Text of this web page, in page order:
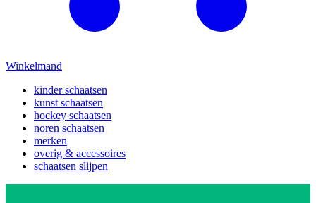
Winkelmand
kinder schaatsen
kunst schaatsen
hockey schaatsen
noren schaatsen
merken
overig & accessoires
schaatsen slijpen